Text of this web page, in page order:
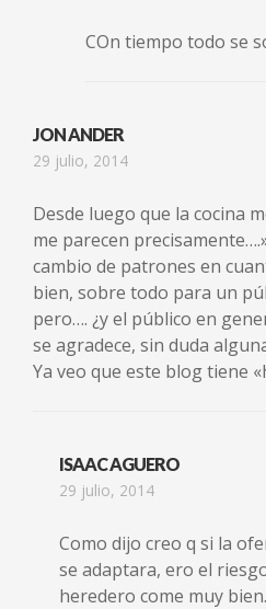
COn tiempo todo se
JON ANDER
29 julio, 2014
Desde luego que la cocina
me parecen
cambio de patrones en
bien, sobre todo para un
pero…. ¿y el público en
se agradece, sin duda
Ya veo que este blog tiene
ISAAC AGUERO
29 julio, 2014
Como dijo creo q si la
se adaptara, ero el
heredero come muy